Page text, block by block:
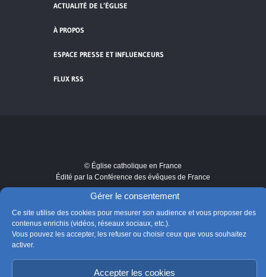
Gérer le consentement
Ce site utilise des cookies pour mesurer son audience et vous proposer des
contenus enrichis (vidéos, réseaux sociaux, etc.).
Vous pouvez les accepter, les refuser ou choisir ceux que vous souhaitez
activer.
Accepter les cookies
ACTUALITÉ DE L’ÉGLISE
À PROPOS
ESPACE PRESSE ET INFLUENCEURS
FLUX RSS
contenu.
© Église catholique en France
Édité par la Conférence des évêques de France
Suivre @Eglisecatho